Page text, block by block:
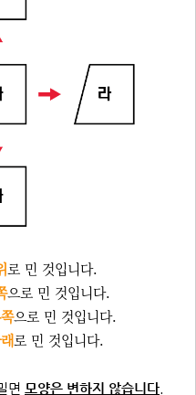
로 민 것입니다.
으로 민 것입니다.
으로 민 것입니다.
로 민 것입니다.
면 모양은 변하지 않습니다